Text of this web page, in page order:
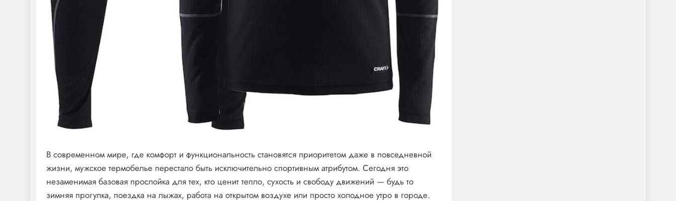
В современном мире, где комфорт и функциональность становятся приоритетом даже в повседневной
жизни, мужское термобелье перестало быть исключительно спортивным атрибутом. Сегодня это
незаменимая базовая прослойка для тех, кто ценит тепло, сухость и свободу движений — будь то
зимняя прогулка, поездка на лыжах, работа на открытом воздухе или просто холодное утро в городе.